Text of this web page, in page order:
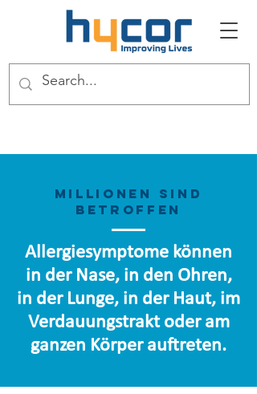
Millionen sind
betroffen
Allergiesymptome können
in der Nase, in den Ohren,
in der Lunge, in der Haut, im
Verdauungstrakt oder am
ganzen Körper auftreten.